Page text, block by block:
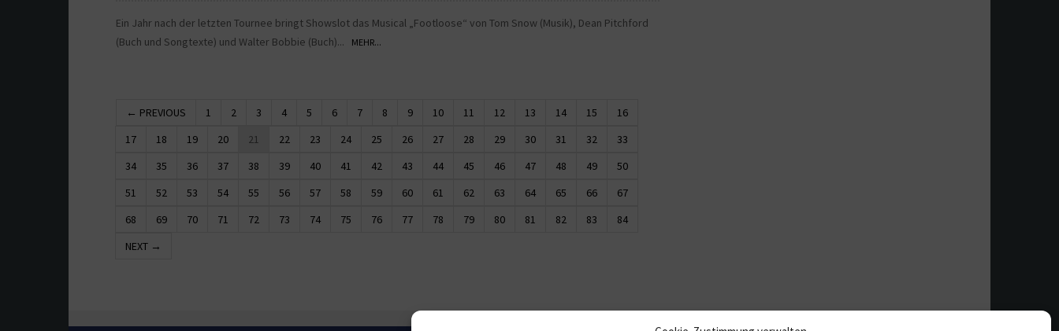
Ein Jahr nach der letzten Tournee bringt Showslot das Musical „Footloose“ von Tom Snow (Musik), Dean Pitchford
(Buch und Songtexte) und Walter Bobbie (Buch)...
MEHR...
← PREVIOUS 1 2 3 4 5 6 7 8 9 10 11 12 13 14 15
16
17
18 19 20 21 22 23 24 25 26 27 28 29 30 31 32
33
34
35 36 37 38 39 40 41 42 43 44 45 46 47 48 49
50
51
52 53 54 55 56 57 58 59 60 61 62 63 64 65 66
67
68
69 70 71 72 73 74 75 76 77 78 79 80 81 82 83
84
NEXT →